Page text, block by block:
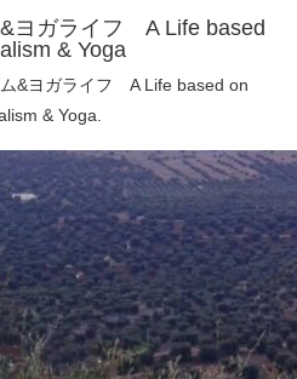
ヨガライフ A Life based
& Yoga
&ヨガライフ A Life based on
& Yoga.